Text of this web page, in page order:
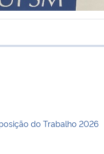
transferência
do Trabalho 2026